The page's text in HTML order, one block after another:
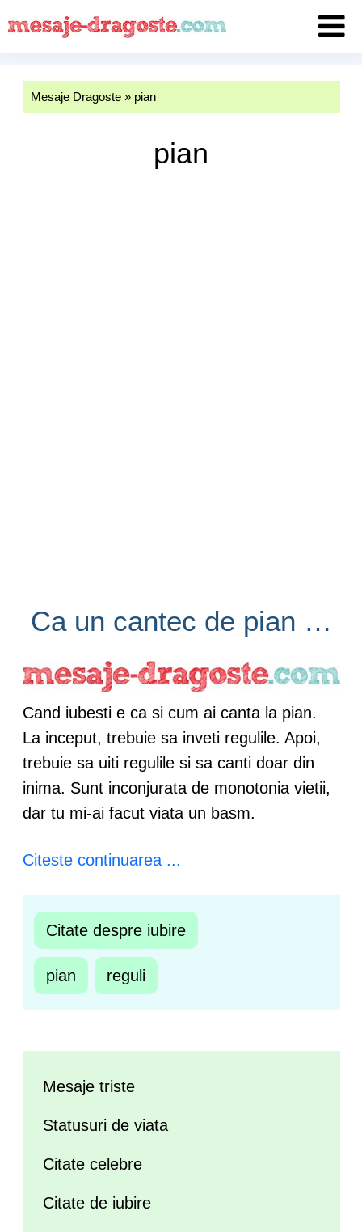
Mesaje Dragoste» pian
pian
Ca un cantec de pian …
Cand iubesti e ca si cum ai canta la pian.
La inceput, trebuie sa inveti regulile. Apoi,
trebuie sa uiti regulile si sa canti doar din
inima. Sunt inconjurata de monotonia vietii,
dar tu mi-ai facut viata un basm.
Citeste continuarea ...
Citate despre iubire
pian reguli
Mesaje triste
Statusuri de viata
Citate celebre
Citate de iubire